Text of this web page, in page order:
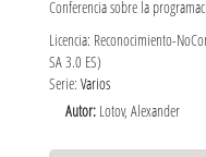
Conferencia sobre la
Licencia: Reconocimiento-
SA 3.0 ES)
Serie: Varios
Autor: Lotov, Alexander